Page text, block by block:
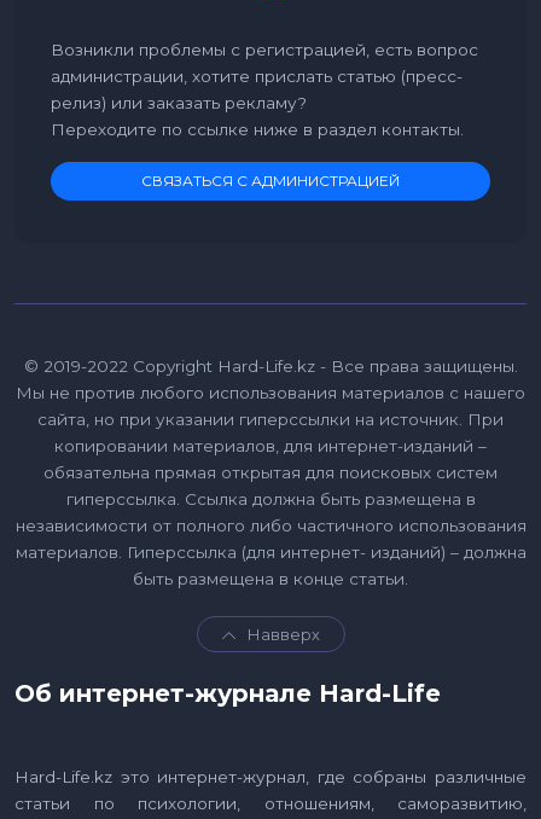
Возникли проблемы с регистрацией, есть вопрос
администрации, хотите прислать статью (пресс-
релиз) или заказать рекламу?
Переходите по ссылке ниже в раздел контакты.
СВЯЗАТЬСЯ С АДМИНИСТРАЦИЕЙ
© 2019-2022 Copyright Hard-Life.kz - Все права защищены.
Мы не против любого использования материалов с нашего
сайта, но при указании гиперссылки на источник. При
копировании материалов, для интернет-изданий –
обязательна прямая открытая для поисковых систем
гиперссылка. Ссылка должна быть размещена в
независимости от полного либо частичного использования
материалов. Гиперссылка (для интернет- изданий) – должна
быть размещена в конце статьи.
Навверх
Об интернет-журнале Hard-Life
Hard-Life.kz это интернет-журнал, где собраны различные
статьи по психологии, отношениям, саморазвитию,